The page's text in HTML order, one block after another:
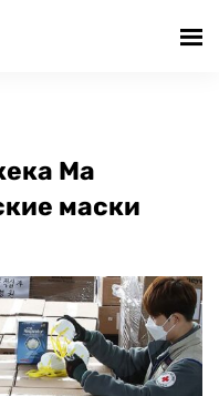
Ма
маски